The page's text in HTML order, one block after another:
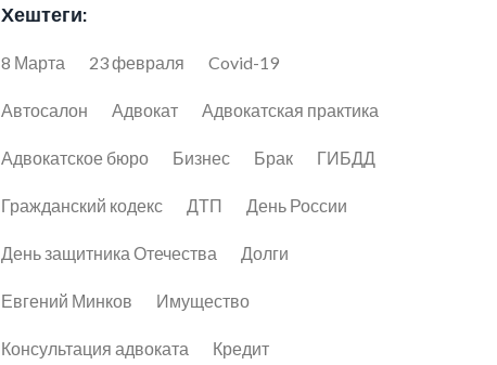
Хештеги:
8 Марта 23 февраля Covid-19
Автосалон Адвокат Адвокатская практика
Адвокатское бюро Бизнес Брак ГИБДД
Гражданский кодекс ДТП День России
День защитника Отечества Долги
Евгений Минков Имущество
Консультация адвоката Кредит